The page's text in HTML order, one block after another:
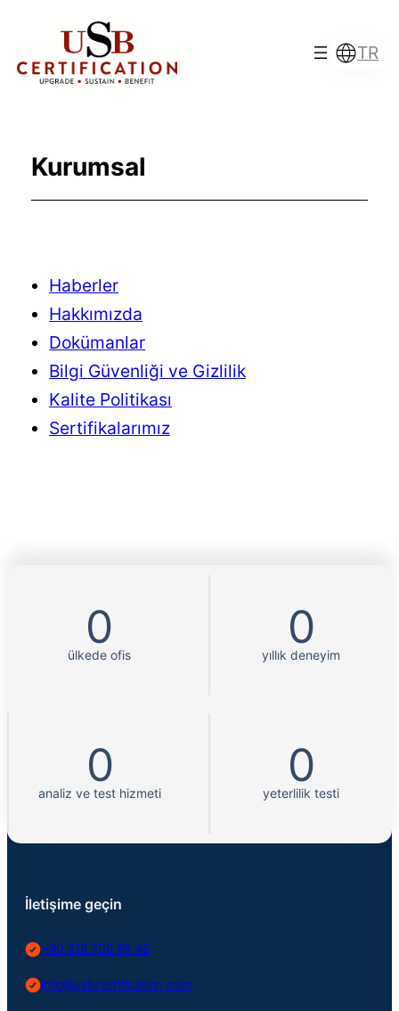
TR
Türkçe
Kurumsal
Haberler
Hakkımızda
Dokümanlar
Bilgi Güvenliği ve Gizlilik
Kalite Politikası
Sertifikalarımız
0
ülkede ofis
0
yıllık deneyim
0
analiz ve test hizmeti
0
yeterlilik testi
İletişime geçin
+90 216 706 95 46
info@usbcertification.com